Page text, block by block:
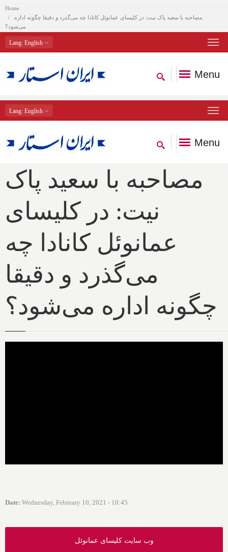
Home
مصاحبه با سعید پاک نیت: در کلیسای عمانوئل کانادا چه می‌گذرد و دقیقا چگونه اداره
می‌شود؟
Lang: English
Menu
Lang: English
Menu
مصاحبه با سعید پاک
نیت: در کلیسای
عمانوئل کانادا چه
می‌گذرد و دقیقا
چگونه اداره می‌شود؟
Date: Wednesday, February 10, 2021 - 10:45
وب سایت کلیسای عمانوئل